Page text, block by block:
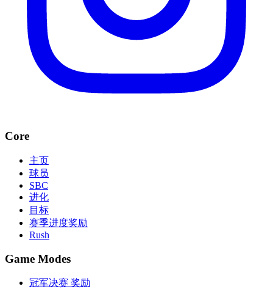
Core
主页
球员
SBC
进化
目标
赛季进度奖励
Rush
Game Modes
冠军决赛 奖励